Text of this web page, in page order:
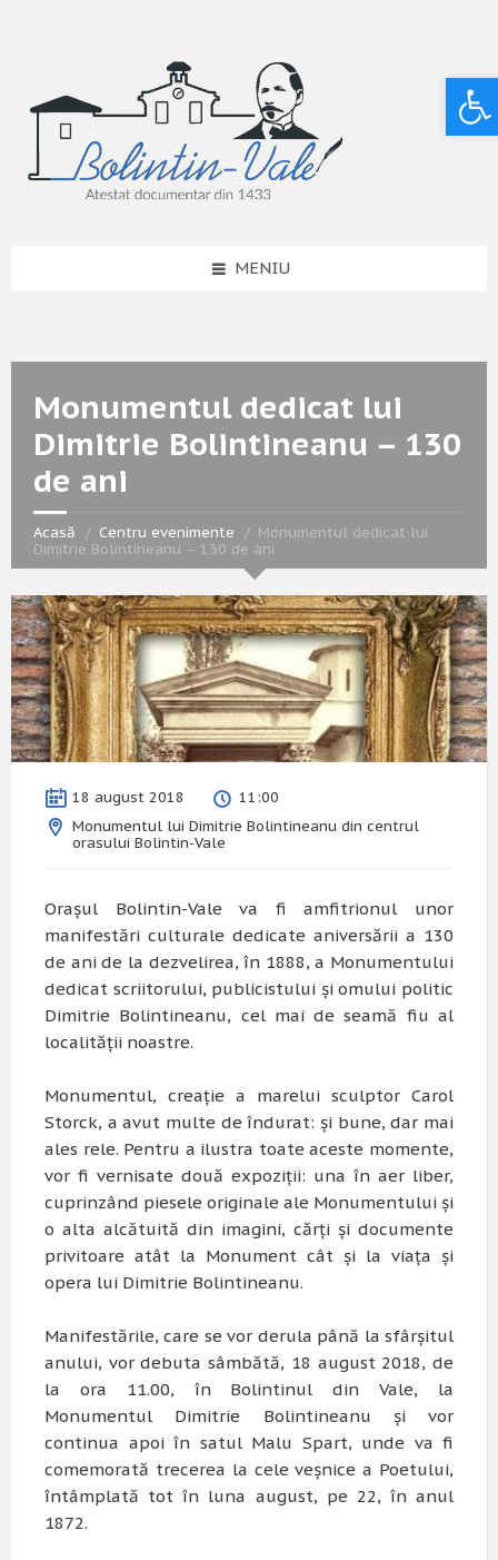
MENIU
Monumentul dedicat lui
Dimitrie Bolintineanu – 130
de ani
Acasă Centru evenimente
Monumentul dedicat lui
Dimitrie Bolintineanu – 130 de ani
18 august 2018
11:00
Monumentul lui Dimitrie Bolintineanu din centrul
orasului Bolintin-Vale
Oraşul Bolintin-Vale va fi amfitrionul unor
manifestări culturale dedicate aniversării a 130
de ani de la dezvelirea, în 1888, a Monumentului
dedicat scriitorului, publicistului şi omului politic
Dimitrie Bolintineanu, cel mai de seamă fiu al
localităţii noastre.
Monumentul, creaţie a marelui sculptor Carol
Storck, a avut multe de îndurat: şi bune, dar mai
ales rele. Pentru a ilustra toate aceste momente,
vor fi vernisate două expoziţii: una în aer liber,
cuprinzând piesele originale ale Monumentului şi
o alta alcătuită din imagini, cărţi şi documente
privitoare atât la Monument cât şi la viaţa şi
opera lui Dimitrie Bolintineanu.
Manifestările, care se vor derula până la sfârşitul
anului, vor debuta sâmbătă, 18 august 2018, de
la ora 11.00, în Bolintinul din Vale, la
Monumentul Dimitrie Bolintineanu şi vor
continua apoi în satul Malu Spart, unde va fi
comemorată trecerea la cele veşnice a Poetului,
întâmplată tot în luna august, pe 22, în anul
1872.
Deschide bara de unelte